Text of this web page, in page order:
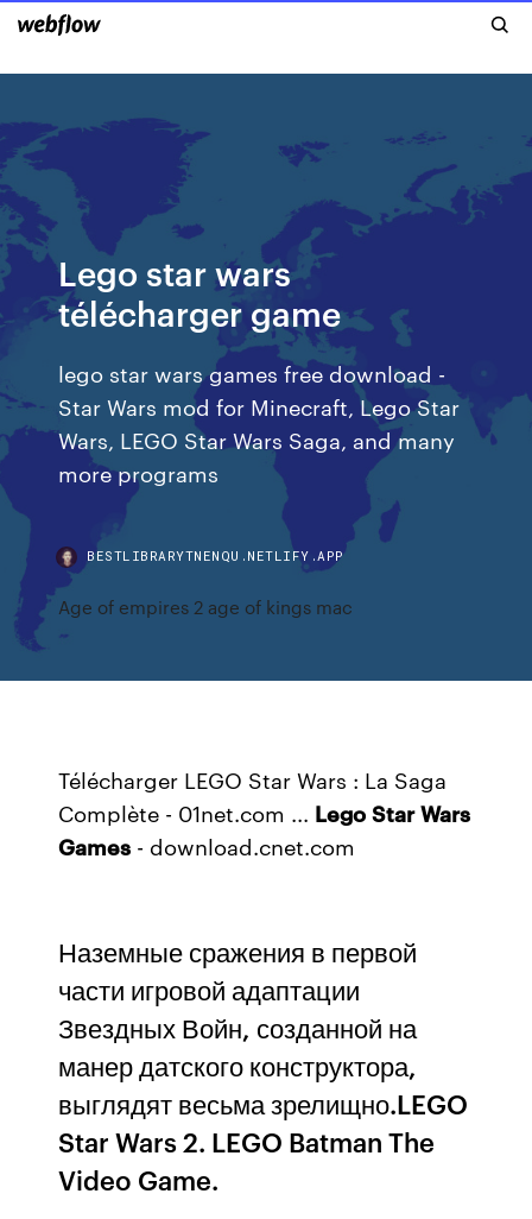
Lego star wars
télécharger game
lego star wars games free download -
Star Wars mod for Minecraft, Lego Star
Wars, LEGO Star Wars Saga, and many
more programs
BESTLIBRARYTNENQU.NETLIFY.APP
Age of empires 2 age of kings mac
Télécharger LEGO Star Wars : La Saga
Complète - 01net.com ... Lego Star Wars
Games - download.cnet.com
Наземные сражения в первой
части игровой адаптации
Звездных Войн, созданной на
манер датского конструктора,
выглядят весьма зрелищно.LEGO
Star Wars 2. LEGO Batman The
Video Game.